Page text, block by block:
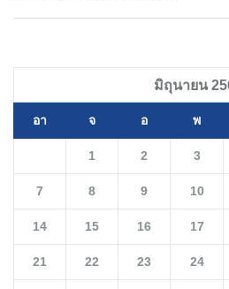
มิถุนายน
อา จ อ พ
1 2 3
7 8 9 10
14 15 16 17
21 22 23 24